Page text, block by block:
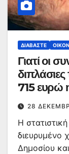
ΔΙΑΒΆΣΤΕ
Γιατί οι
715 ευρώ
28
Η
διευρυμένο
Δημοσίου